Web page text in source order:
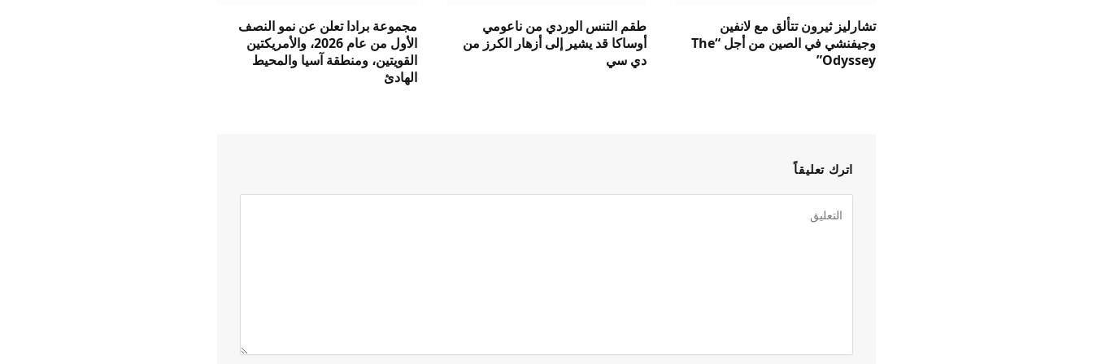
تشارليز ثيرون تتألق مع لانفين
وجيفنشي في الصين من أجل “The
Odyssey”
طقم التنس الوردي من ناعومي
أوساكا قد يشير إلى أزهار الكرز من
دي سي
مجموعة برادا تعلن عن نمو النصف
الأول من عام 2026، والأمريكتين
القويتين، ومنطقة آسيا والمحيط
الهادئ
اترك تعليقاً